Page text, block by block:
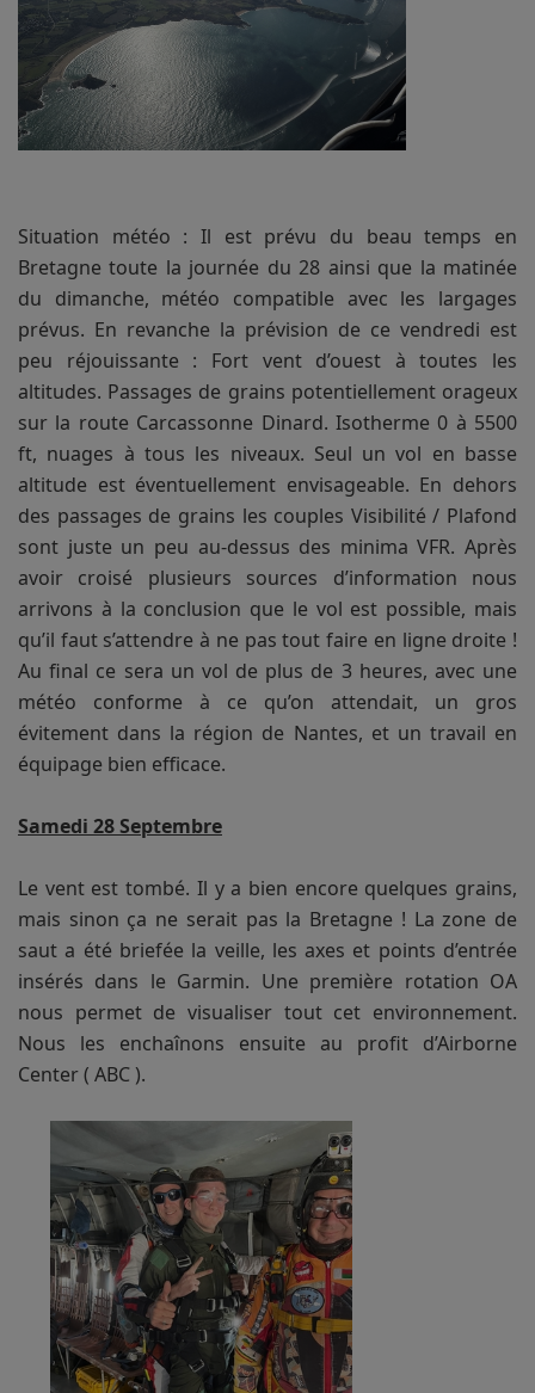
Situation météo : Il est prévu du beau temps en
Bretagne toute la journée du 28 ainsi que la matinée
du dimanche, météo compatible avec les largages
prévus. En revanche la prévision de ce vendredi est
peu réjouissante : Fort vent d’ouest à toutes les
altitudes. Passages de grains potentiellement orageux
sur la route Carcassonne Dinard. Isotherme 0 à 5500
ft, nuages à tous les niveaux. Seul un vol en basse
altitude est éventuellement envisageable. En dehors
des passages de grains les couples Visibilité / Plafond
sont juste un peu au-dessus des minima VFR. Après
avoir croisé plusieurs sources d’information nous
arrivons à la conclusion que le vol est possible, mais
qu’il faut s’attendre à ne pas tout faire en ligne droite !
Au final ce sera un vol de plus de 3 heures, avec une
météo conforme à ce qu’on attendait, un gros
évitement dans la région de Nantes, et un travail en
équipage bien efficace.
Samedi 28 Septembre
Le vent est tombé. Il y a bien encore quelques grains,
mais sinon ça ne serait pas la Bretagne ! La zone de
saut a été briefée la veille, les axes et points d’entrée
insérés dans le Garmin. Une première rotation OA
nous permet de visualiser tout cet environnement.
Nous les enchaînons ensuite au profit d’Airborne
Center ( ABC ).